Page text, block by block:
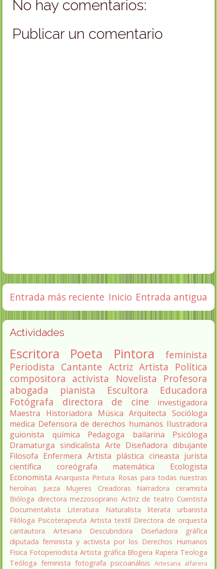
No hay comentarios:
Publicar un comentario
Entrada más reciente Entrada antigua
Inicio
Actividades
Escritora Poeta Pintora
feminista
Periodista Cantante Actriz Artista
Política
compositora activista Novelista
Profesora
abogada
pianista Escultora
Educadora
Fotógrafa
directora de cine
investigadora
Maestra
Historiadora Música Arquitecta Socióloga
medica Defensora de derechos humanos Ilustradora
guionista
química Pedagoga bailarina
Psicóloga
Dramaturga sindicalista Arte Diseñadora dibujante
Filosofa Enfermera Artista plástica cineasta jurista
científica
coreógrafa matemática
Ecologista
Economista Anarquista Pintura Rosas para todas nuestras
heroínas
Jueza Mujeres Creadoras Narradora
ceramista
Bióloga directora mezzosoprano Actriz de teatro Cuentista
Documentalista
Literatura Naturalista literata
urbanista
Filóloga Psicoterapeuta Artista textil Directora de orquesta
cantautora
Artesana Descubridora
Diseñadora gráfica
diputada feminista y activista por los Derechos Humanos
Fisica Fotoperiodista Artista gráfica Blogera Rapera Teologa
Teóloga feminista fotografa psicoanálisis Artesana alfarera